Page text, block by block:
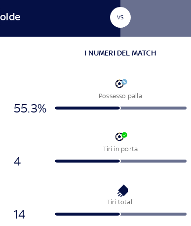
VS
I NUMERI DEL MATCH
Possesso palla
55.3%
Tiri in porta
4
Tiri totali
14